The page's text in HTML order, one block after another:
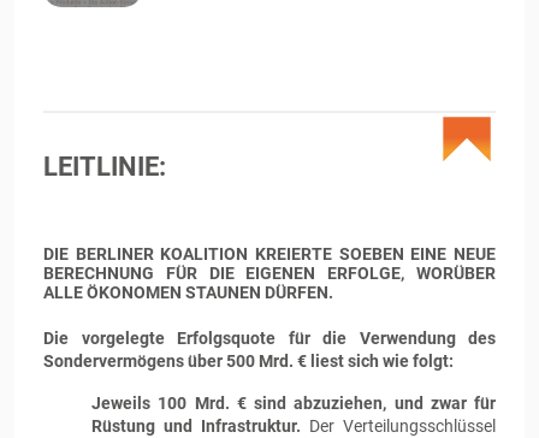
LEITLINIE:
DIE BERLINER KOALITION KREIERTE SOEBEN EINE NEUE
BERECHNUNG FÜR DIE EIGENEN ERFOLGE, WORÜBER
ALLE ÖKONOMEN STAUNEN DÜRFEN.
Die vorgelegte Erfolgsquote für die Verwendung des
Sondervermögens über 500 Mrd. € liest sich wie folgt:
Jeweils 100 Mrd. € sind abzuziehen, und zwar für
Rüstung und Infrastruktur. Der Verteilungsschlüssel